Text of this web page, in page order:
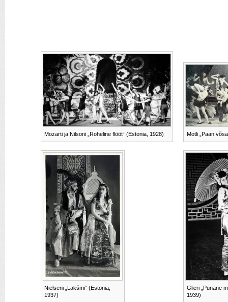
Mozarti ja Nilsoni „Roheline flööt“ (Estonia, 1928) Motli „Paan
Nielseni „Lakšmi“ (Estonia,
1937)
Glieri „Punane
1939)